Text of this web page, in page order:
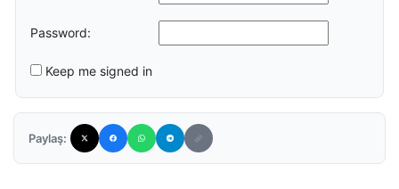
Password:
Keep me signed in
Paylaş: